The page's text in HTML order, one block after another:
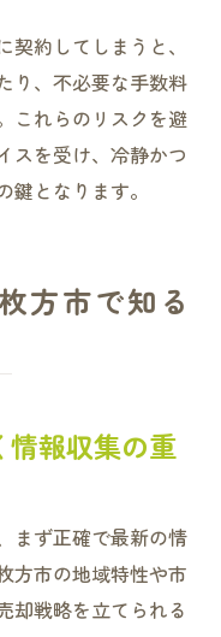
約してしまうと、
り、不必要な手数料
これらのリスクを避
スを受け、冷静かつ
となります。
方市で知る
報収集の重
まず正確で最新の情
方市の地域特性や市
却戦略を立てられる